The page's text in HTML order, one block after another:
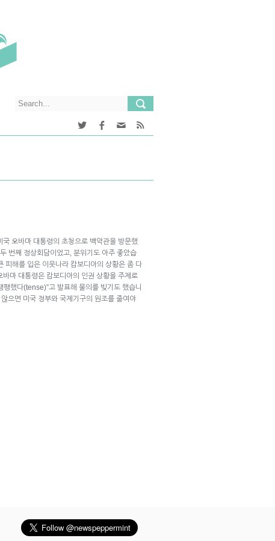
오바마 대통령의 초청으로 백악관을 방문했
번째 정상회담이었고, 분위기도 아주 좋았습
해를 입은 이웃나라 캄보디아의 상황은 좀 다
마 대통령은 캄보디아의 인권 상황을 주제로
했다(tense)”고 발표해 물의를 빚기도 했습니
으면 미국 정부와 국제기구의 원조를 줄여야